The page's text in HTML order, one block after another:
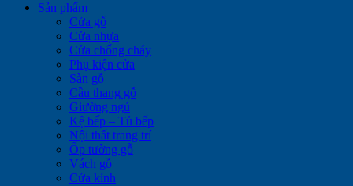
Sản phẩm
Cửa gỗ
Cửa nhựa
Cửa chống cháy
Phụ kiện cửa
Sàn gỗ
Cầu thang gỗ
Giường ngủ
Kệ bếp – Tủ bếp
Nội thất trang trí
Ốp tường gỗ
Vách gỗ
Cửa kính